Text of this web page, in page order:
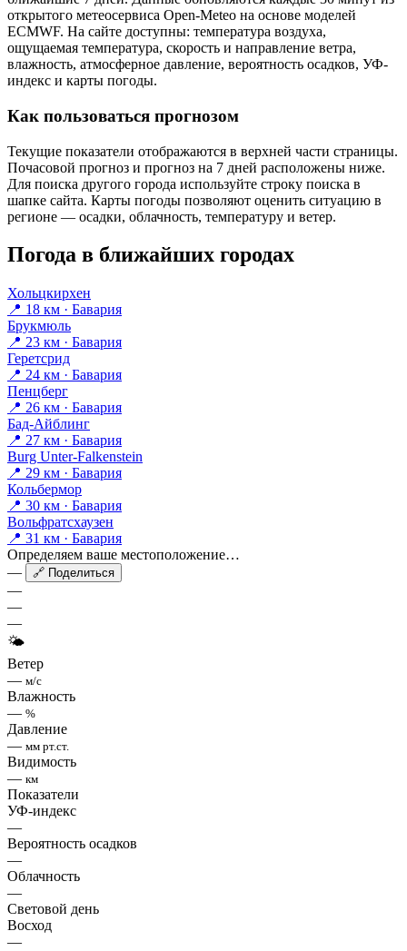
открытого метеосервиса Open-Meteo на основе моделей
ECMWF. На сайте доступны: температура воздуха,
ощущаемая температура, скорость и направление ветра,
влажность, атмосферное давление, вероятность осадков, УФ-
индекс и карты погоды.
Как пользоваться прогнозом
Текущие показатели отображаются в верхней части страницы.
Почасовой прогноз и прогноз на 7 дней расположены ниже.
Для поиска другого города используйте строку поиска в
шапке сайта. Карты погоды позволяют оценить ситуацию в
регионе — осадки, облачность, температуру и ветер.
Погода в ближайших городах
Хольцкирхен
📍 18 км · Бавария
Брукмюль
📍 23 км · Бавария
Геретсрид
📍 24 км · Бавария
Пенцберг
📍 26 км · Бавария
Бад-Айблинг
📍 27 км · Бавария
Burg Unter-Falkenstein
📍 29 км · Бавария
Кольбермор
📍 30 км · Бавария
Вольфратсхаузен
📍 31 км · Бавария
Определяем ваше местоположение…
—
🔗 Поделиться
—
—
—
🌤
Ветер
— м/с
Влажность
— %
Давление
— мм рт.ст.
Видимость
— км
Показатели
УФ-индекс
—
Вероятность осадков
—
Облачность
—
Световой день
Восход
—